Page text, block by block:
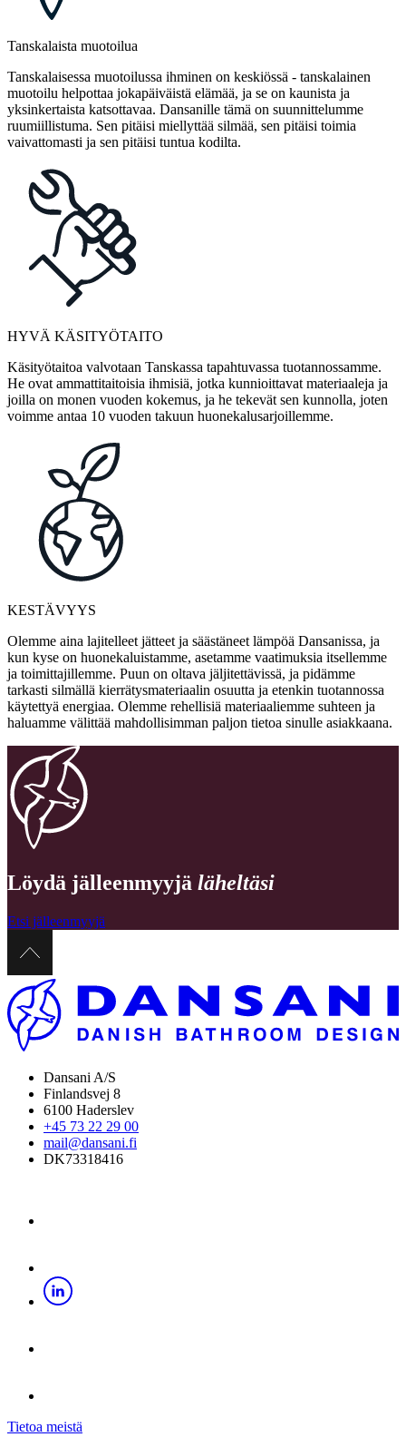
Tanskalaista muotoilua
Tanskalaisessa muotoilussa ihminen on keskiössä - tanskalainen
muotoilu helpottaa jokapäiväistä elämää, ja se on kaunista ja
yksinkertaista katsottavaa. Dansanille tämä on suunnittelumme
ruumiillistuma. Sen pitäisi miellyttää silmää, sen pitäisi toimia
vaivattomasti ja sen pitäisi tuntua kodilta.
HYVÄ KÄSITYÖTAITO
Käsityötaitoa valvotaan Tanskassa tapahtuvassa tuotannossamme.
He ovat ammattitaitoisia ihmisiä, jotka kunnioittavat materiaaleja ja
joilla on monen vuoden kokemus, ja he tekevät sen kunnolla, joten
voimme antaa 10 vuoden takuun huonekalusarjoillemme.
KESTÄVYYS
Olemme aina lajitelleet jätteet ja säästäneet lämpöä Dansanissa, ja
kun kyse on huonekaluistamme, asetamme vaatimuksia itsellemme
ja toimittajillemme. Puun on oltava jäljitettävissä, ja pidämme
tarkasti silmällä kierrätysmateriaalin osuutta ja etenkin tuotannossa
käytettyä energiaa. Olemme rehellisiä materiaaliemme suhteen ja
haluamme välittää mahdollisimman paljon tietoa sinulle asiakkaana.
Löydä jälleenmyyjä läheltäsi
Etsi jälleenmyyjä
Dansani A/S
Finlandsvej 8
6100 Haderslev
+45 73 22 29 00
mail@dansani.fi
DK73318416
Tietoa meistä